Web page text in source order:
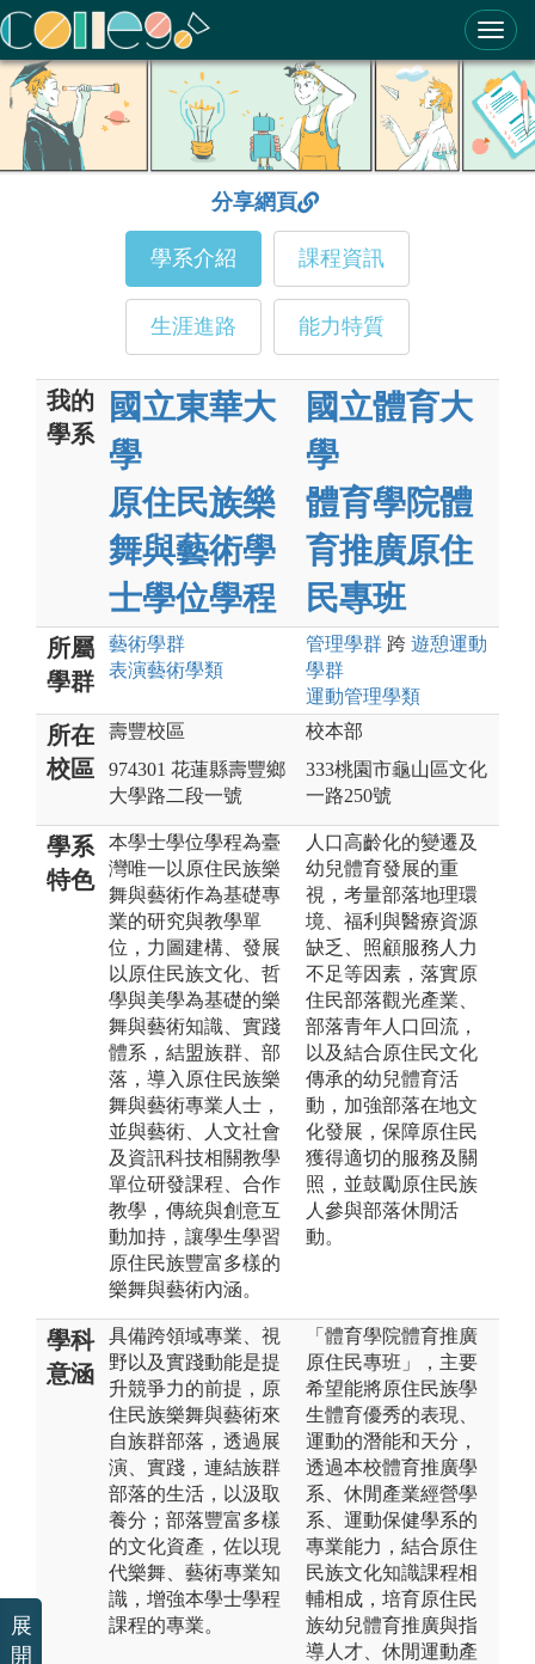
ColleGo! 大學選才與高中育才輔助系統
分享網頁
學系介紹 課程資訊
生涯進路 能力特質
我的
學系
國立東華大
學
原住民族樂
舞與藝術學
士學位學程
國立體育大
學
體育學院體
育推廣原住
民專班
所屬
學群
藝術學群
表演藝術學類
管理學群 跨 遊憩運動
學群
運動管理學類
所在
校區
壽豐校區
974301 花蓮縣壽豐鄉
大學路二段一號
校本部
333桃園市龜山區文化
一路250號
學系
特色
本學士學位學程為臺
灣唯一以原住民族樂
舞與藝術作為基礎專
業的研究與教學單
位，力圖建構、發展
以原住民族文化、哲
學與美學為基礎的樂
舞與藝術知識、實踐
體系，結盟族群、部
落，導入原住民族樂
舞與藝術專業人士，
並與藝術、人文社會
及資訊科技相關教學
單位研發課程、合作
教學，傳統與創意互
動加持，讓學生學習
原住民族豐富多樣的
樂舞與藝術內涵。
人口高齡化的變遷及
幼兒體育發展的重
視，考量部落地理環
境、福利與醫療資源
缺乏、照顧服務人力
不足等因素，落實原
住民部落觀光產業、
部落青年人口回流，
以及結合原住民文化
傳承的幼兒體育活
動，加強部落在地文
化發展，保障原住民
獲得適切的服務及關
照，並鼓勵原住民族
人參與部落休閒活
動。
學科
意涵
具備跨領域專業、視
野以及實踐動能是提
升競爭力的前提，原
住民族樂舞與藝術來
自族群部落，透過展
演、實踐，連結族群
部落的生活，以汲取
養分；部落豐富多樣
的文化資產，佐以現
代樂舞、藝術專業知
識，增強本學士學程
課程的專業。
「體育學院體育推廣
原住民專班」，主要
希望能將原住民族學
生體育優秀的表現、
運動的潛能和天分，
透過本校體育推廣學
系、休閒產業經營學
系、運動保健學系的
專業能力，結合原住
民族文化知識課程相
輔相成，培育原住民
族幼兒體育推廣與指
導人才、休閒運動產
展
開